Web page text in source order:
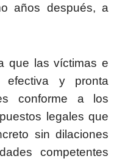
años después, a
que las víctimas e
efectiva y pronta
conforme a los
legales que
sin dilaciones
competentes